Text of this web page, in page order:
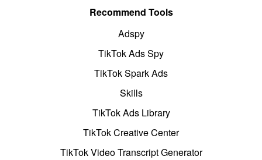
Recommend Tools
Adspy
TikTok Ads Spy
TikTok Spark Ads
Skills
TikTok Ads Library
TikTok Creative Center
TikTok Video Transcript Generator